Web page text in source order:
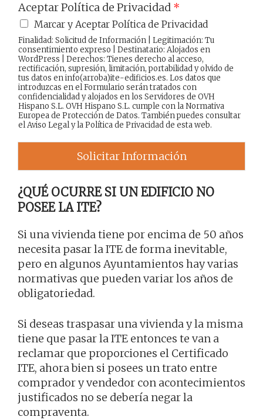
Aceptar Política de Privacidad *
Marcar y Aceptar Política de Privacidad
Finalidad: Solicitud de Información | Legitimación: Tu
consentimiento expreso | Destinatario: Alojados en
WordPress | Derechos: Tienes derecho al acceso,
rectificación, supresión, limitación, portabilidad y olvido de
tus datos en info(arroba)ite-edificios.es. Los datos que
introduzcas en el Formulario serán tratados con
confidencialidad y alojados en los Servidores de OVH
Hispano S.L. OVH Hispano S.L. cumple con la Normativa
Europea de Protección de Datos. También puedes consultar
elAviso Legaly laPolítica de Privacidadde esta web.
Solicitar Información
¿QUÉ OCURRE SI UN EDIFICIO NO
POSEE LA ITE?
Si una vivienda tiene por encima de 50 años
necesita pasar la ITE de forma inevitable,
pero en algunos Ayuntamientos hay varias
normativas que pueden variar los años de
obligatoriedad.
Si deseas traspasar una vivienda y la misma
tiene que pasar la ITE entonces te van a
reclamar que proporciones el Certificado
ITE, ahora bien si posees un trato entre
comprador y vendedor con acontecimientos
justificados no se debería negar la
compraventa.